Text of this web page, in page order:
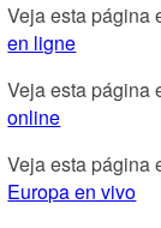
Veja esta página
en ligne
Veja esta página
online
Veja esta página
Europa en vivo